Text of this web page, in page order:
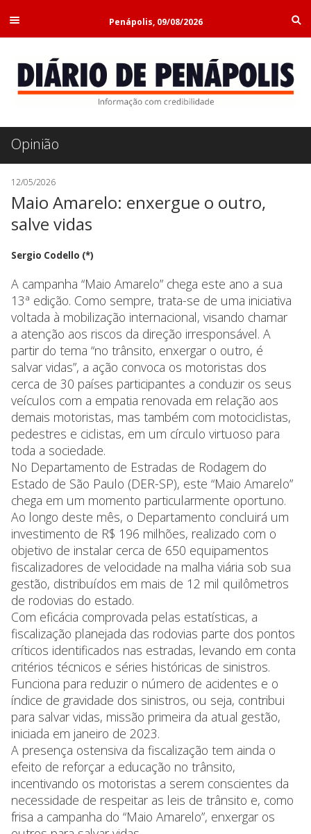
Penápolis, 09/08/2026
Opinião
12/05/2026
Maio Amarelo: enxergue o outro,
salve vidas
Sergio Codello (*)
A campanha “Maio Amarelo” chega este ano a sua
13ª edição. Como sempre, trata-se de uma iniciativa
voltada à mobilização internacional, visando chamar
a atenção aos riscos da direção irresponsável. A
partir do tema “no trânsito, enxergar o outro, é
salvar vidas”, a ação convoca os motoristas dos
cerca de 30 países participantes a conduzir os seus
veículos com a empatia renovada em relação aos
demais motoristas, mas também com motociclistas,
pedestres e ciclistas, em um círculo virtuoso para
toda a sociedade.
No Departamento de Estradas de Rodagem do
Estado de São Paulo (DER-SP), este “Maio Amarelo”
chega em um momento particularmente oportuno.
Ao longo deste mês, o Departamento concluirá um
investimento de R$ 196 milhões, realizado com o
objetivo de instalar cerca de 650 equipamentos
fiscalizadores de velocidade na malha viária sob sua
gestão, distribuídos em mais de 12 mil quilômetros
de rodovias do estado.
Com eficácia comprovada pelas estatísticas, a
fiscalização planejada das rodovias parte dos pontos
críticos identificados nas estradas, levando em conta
critérios técnicos e séries históricas de sinistros.
Funciona para reduzir o número de acidentes e o
índice de gravidade dos sinistros, ou seja, contribui
para salvar vidas, missão primeira da atual gestão,
iniciada em janeiro de 2023.
A presença ostensiva da fiscalização tem ainda o
efeito de reforçar a educação no trânsito,
incentivando os motoristas a serem conscientes da
necessidade de respeitar as leis de trânsito e, como
frisa a campanha do “Maio Amarelo”, enxergar os